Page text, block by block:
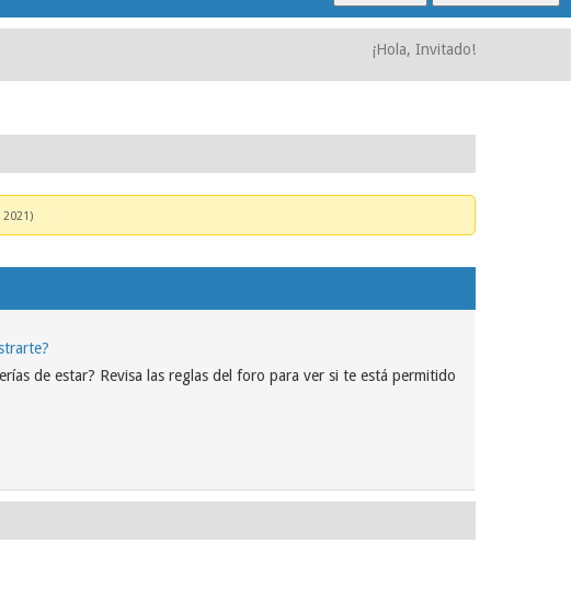
¡Hola, Invitado!
2021)
de estar? Revisa las reglas del foro para ver si te está permitido